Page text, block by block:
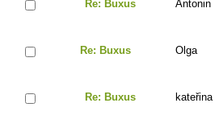
Re: Buxus Antonin
Re: Buxus Olga
Re: Buxus kateřina